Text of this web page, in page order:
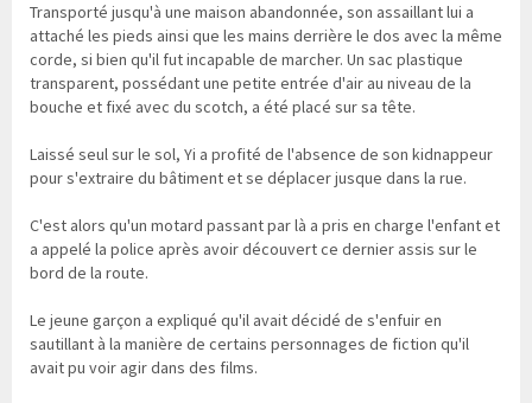
Transporté jusqu'à une maison abandonnée, son assaillant lui a
attaché les pieds ainsi que les mains derrière le dos avec la même
corde, si bien qu'il fut incapable de marcher. Un sac plastique
transparent, possédant une petite entrée d'air au niveau de la
bouche et fixé avec du scotch, a été placé sur sa tête.
Laissé seul sur le sol, Yi a profité de l'absence de son kidnappeur
pour s'extraire du bâtiment et se déplacer jusque dans la rue.
C'est alors qu'un motard passant par là a pris en charge l'enfant et
a appelé la police après avoir découvert ce dernier assis sur le
bord de la route.
Le jeune garçon a expliqué qu'il avait décidé de s'enfuir en
sautillant à la manière de certains personnages de fiction qu'il
avait pu voir agir dans des films.